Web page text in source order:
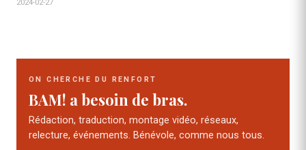
2024-02-27
ON CHERCHE DU RENFORT
BAM! a besoin de bras.
Rédaction, traduction, montage vidéo, réseaux,
relecture, événements. Bénévole, comme nous tous.